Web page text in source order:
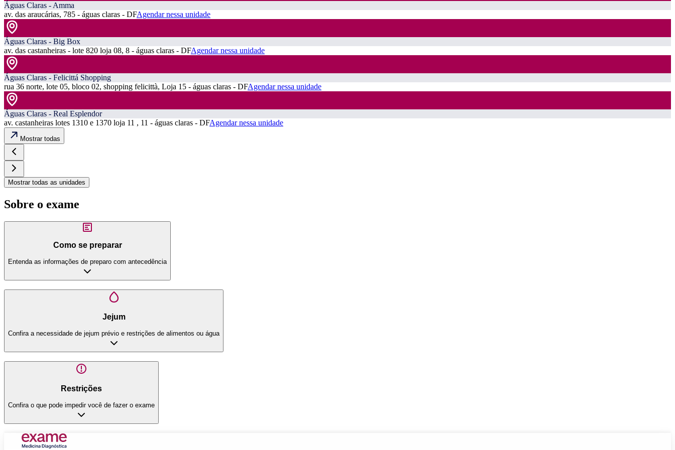
Águas Claras - Amma
av. das araucárias, 785 - águas claras - DFAgendar nessa unidade
Águas Claras - Big Box
av. das castanheiras - lote 820 loja 08, 8 - águas claras - DFAgendar nessa unidade
Águas Claras - Felicittá Shopping
rua 36 norte, lote 05, bloco 02, shopping felicittà, Loja 15 - águas claras - DFAgendar nessa unidade
Águas Claras - Real Esplendor
av. castanheiras lotes 1310 e 1370 loja 11 , 11 - águas claras - DFAgendar nessa unidade
Mostrar todas
Mostrar todas as unidades
Sobre o exame
Como se preparar
Entenda as informações de preparo com antecedência
Jejum
Confira a necessidade de jejum prévio e restrições de alimentos ou água
Restrições
Confira o que pode impedir você de fazer o exame